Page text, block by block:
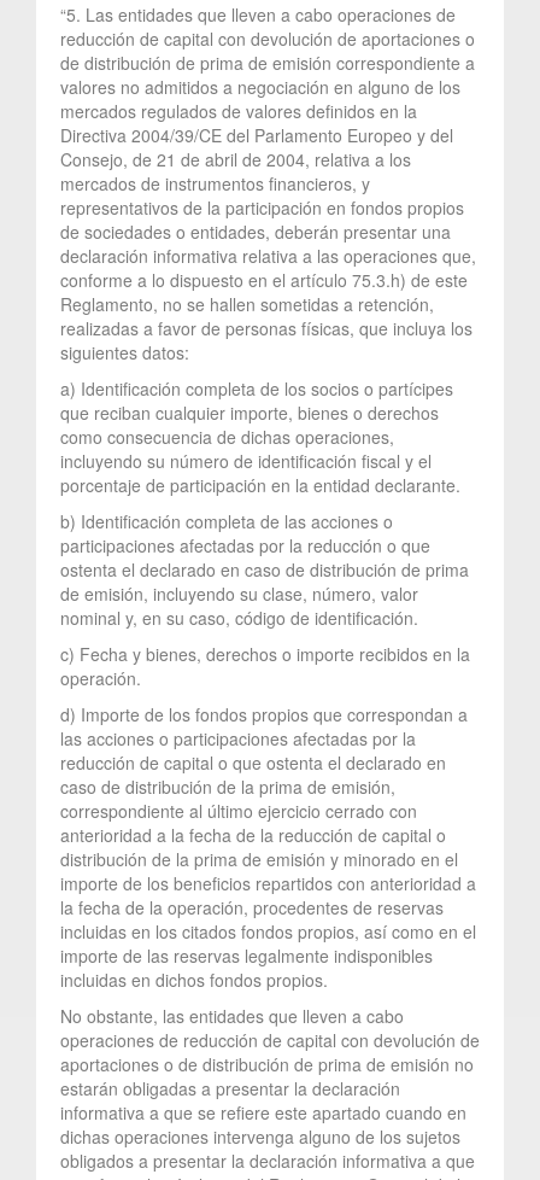
“5. Las entidades que lleven a cabo operaciones de
reducción de capital con devolución de aportaciones o
de distribución de prima de emisión correspondiente a
valores no admitidos a negociación en alguno de los
mercados regulados de valores definidos en la
Directiva 2004/39/CE del Parlamento Europeo y del
Consejo, de 21 de abril de 2004, relativa a los
mercados de instrumentos financieros, y
representativos de la participación en fondos propios
de sociedades o entidades, deberán presentar una
declaración informativa relativa a las operaciones que,
conforme a lo dispuesto en el artículo 75.3.h) de este
Reglamento, no se hallen sometidas a retención,
realizadas a favor de personas físicas, que incluya los
siguientes datos:
a) Identificación completa de los socios o partícipes
que reciban cualquier importe, bienes o derechos
como consecuencia de dichas operaciones,
incluyendo su número de identificación fiscal y el
porcentaje de participación en la entidad declarante.
b) Identificación completa de las acciones o
participaciones afectadas por la reducción o que
ostenta el declarado en caso de distribución de prima
de emisión, incluyendo su clase, número, valor
nominal y, en su caso, código de identificación.
c) Fecha y bienes, derechos o importe recibidos en la
operación.
d) Importe de los fondos propios que correspondan a
las acciones o participaciones afectadas por la
reducción de capital o que ostenta el declarado en
caso de distribución de la prima de emisión,
correspondiente al último ejercicio cerrado con
anterioridad a la fecha de la reducción de capital o
distribución de la prima de emisión y minorado en el
importe de los beneficios repartidos con anterioridad a
la fecha de la operación, procedentes de reservas
incluidas en los citados fondos propios, así como en el
importe de las reservas legalmente indisponibles
incluidas en dichos fondos propios.
No obstante, las entidades que lleven a cabo
operaciones de reducción de capital con devolución de
aportaciones o de distribución de prima de emisión no
estarán obligadas a presentar la declaración
informativa a que se refiere este apartado cuando en
dichas operaciones intervenga alguno de los sujetos
obligados a presentar la declaración informativa a que